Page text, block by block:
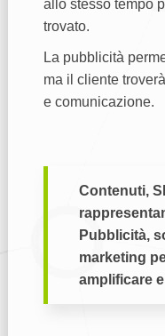
allo stesso tempo
trovato.
La pubblicità
ma il cliente
e comunicazione.
Contenuti,
Pubblicità,
marketing
amplificare